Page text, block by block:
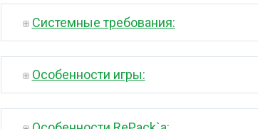
Системные требования:
Особенности игры: